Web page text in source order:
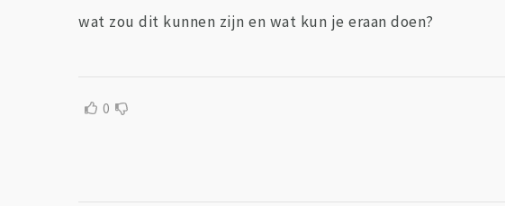
wat zou dit kunnen zijn en wat kun je eraan doen?
0